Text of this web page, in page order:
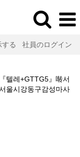
る 社員のログイン
텔레+GTTG5』啭서
울시강동구감성마사